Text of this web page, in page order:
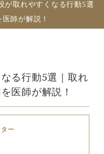
が取れやすくなる行動5選
師が解説！
る行動5選｜取れ
医師が解説！
ー